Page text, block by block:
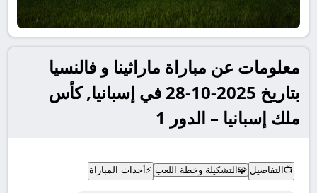
معلومات عن مباراة ماراثينا و فالنسيا
بتاريخ 2025-10-28 في إسبانيا, كأس
ملك إسبانيا – الدور 1
📺 التفاصيل 🧩 التشكيلة وخطة اللعب ⚡ أحداث المباراة